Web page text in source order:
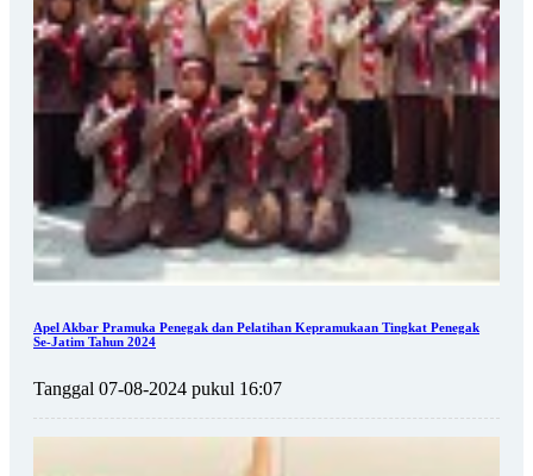
Apel Akbar Pramuka Penegak dan Pelatihan Kepramukaan Tingkat Penegak
Se-Jatim Tahun 2024
Tanggal 07-08-2024 pukul 16:07